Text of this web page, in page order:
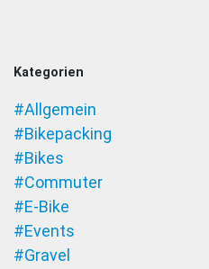
Kategorien
#Allgemein
#Bikepacking
#Bikes
#Commuter
#E-Bike
#Events
#Gravel